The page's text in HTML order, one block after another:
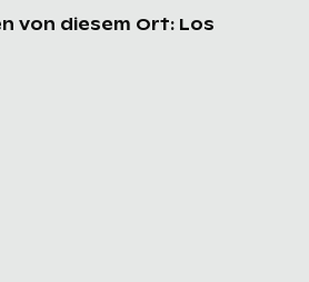
von diesem Ort: Los
vor weichem blauem